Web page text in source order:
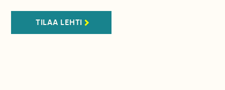
TILAA LEHTI